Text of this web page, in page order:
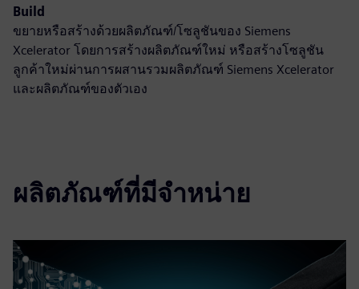
Build
ขยายหรือสร้างด้วยผลิตภัณฑ์/โซลูชันของ Siemens
Xcelerator โดยการสร้างผลิตภัณฑ์ใหม่ หรือสร้างโซลูชัน
ลูกค้าใหม่ผ่านการผสานรวมผลิตภัณฑ์ Siemens Xcelerator
และผลิตภัณฑ์ของตัวเอง
ผลิตภัณฑ์ที่มีจำหน่าย